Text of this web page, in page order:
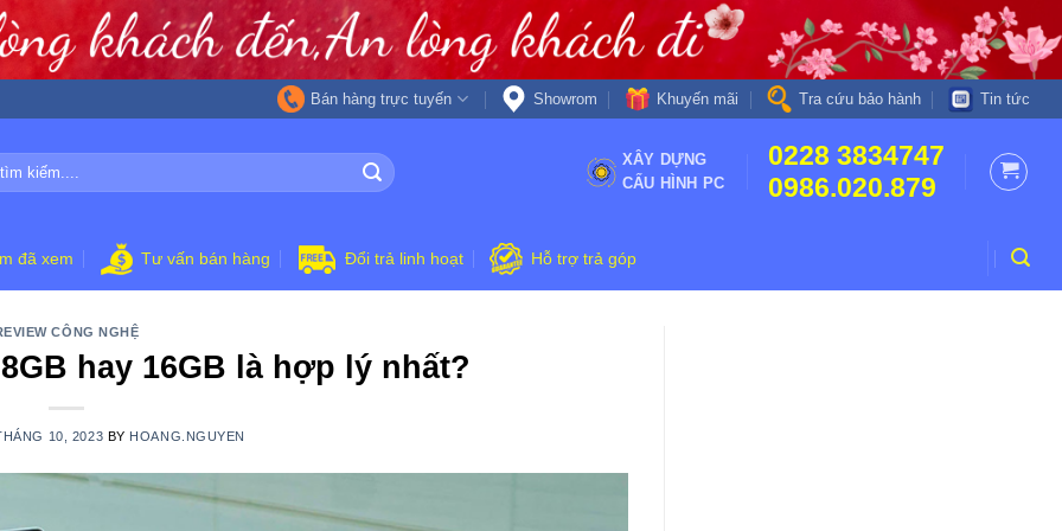
Bán hàng trực tuyến Showrom Khuyến mãi Tra cứu bảo hành Tin tức
XÂY DỰNG
CẤU HÌNH PC
0228 3834747
0986.020.879
đã xem Tư vấn bán hàng Đổi trả linh hoạt Hỗ trợ trả góp
CÔNG NGHỆ
hay 16GB là hợp lý nhất?
10, 2023 BY HOANG.NGUYEN